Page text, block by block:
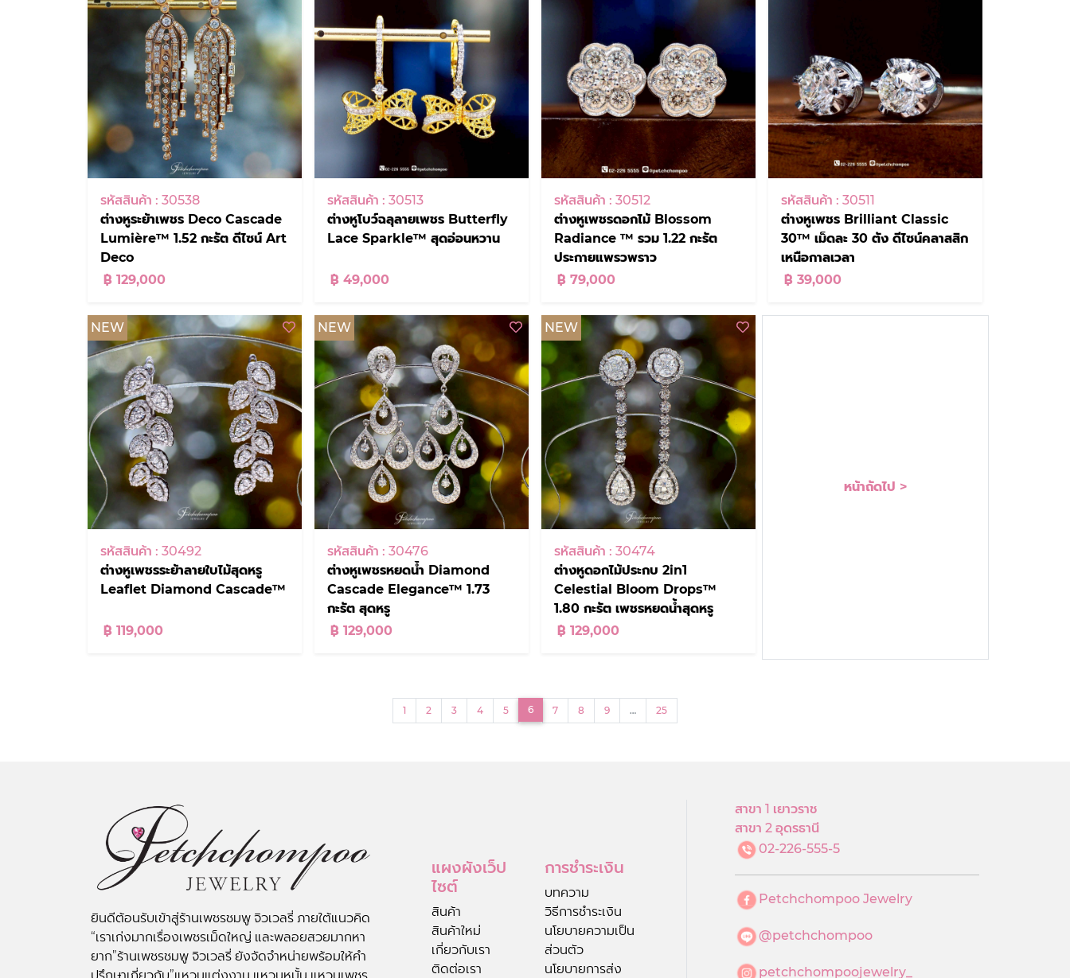
รหัสสินค้า : 30538
ต่างหูระย้าเพชร Deco Cascade
Lumière™ 1.52 กะรัต ดีไซน์ Art
Deco
฿ 129,000
รหัสสินค้า : 30513
ต่างหูโบว์ฉลุลายเพชร Butterfly
Lace Sparkle™ สุดอ่อนหวาน
฿ 49,000
รหัสสินค้า : 30512
ต่างหูเพชรดอกไม้ Blossom
Radiance ™ รวม 1.22 กะรัต
ประกายแพรวพราว
฿ 79,000
รหัสสินค้า : 30511
ต่างหูเพชร Brilliant Classic
30™ เม็ดละ 30 ตัง ดีไซน์คลาสสิก
เหนือกาลเวลา
฿ 39,000
NEW
รหัสสินค้า : 30492
ต่างหูเพชรระย้าลายใบไม้สุดหรู
Leaflet Diamond Cascade™
฿ 119,000
NEW
รหัสสินค้า : 30476
ต่างหูเพชรหยดน้ำ Diamond
Cascade Elegance™ 1.73
กะรัต สุดหรู
฿ 129,000
NEW
รหัสสินค้า : 30474
ต่างหูดอกไม้ประกบ 2in1
Celestial Bloom Drops™
1.80 กะรัต เพชรหยดน้ำสุดหรู
฿ 129,000
หน้าถัดไป >
1 2 3 4 5 6(current)
7 8 9 … 25
ยินดีต้อนรับเข้าสู่ร้านเพชรชมพู จิวเวลรี่ ภายใต้แนวคิด
“เราเก่งมากเรื่องเพชรเม็ดใหญ่ และพลอยสวยมากหา
ยาก”ร้านเพชรชมพู จิวเวลรี่ ยังจัดจำหน่ายพร้อมให้คำ
แผงผังเว็ป
ไซต์
สินค้า
สินค้าใหม่
เกี่ยวกับเรา
ติดต่อเรา
การชำระเงิน
บทความ
วิธีการชำระเงิน
นโยบายความเป็น
ส่วนตัว
นโยบายการส่ง
สาขา 1 เยาวราช
สาขา 2 อุดรธานี
02-226-555-5
Petchchompoo Jewelry
@petchchompoo
petchchompoojewelry_